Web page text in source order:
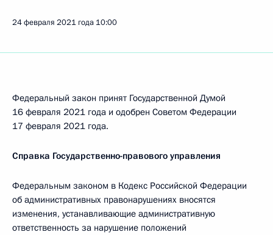
24 февраля 2021 года 10:00
Федеральный закон принят Государственной Думой
16 февраля 2021 года и одобрен Советом Федерации
17 февраля 2021 года.
Справка Государственно-правового управления
Федеральным законом в Кодекс Российской Федерации
об административных правонарушениях вносятся
изменения, устанавливающие административную
ответственность за нарушение положений